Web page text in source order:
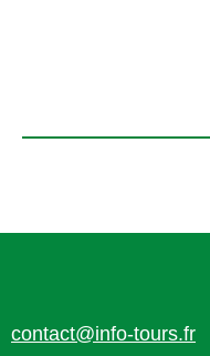
contact@info-tours.fr